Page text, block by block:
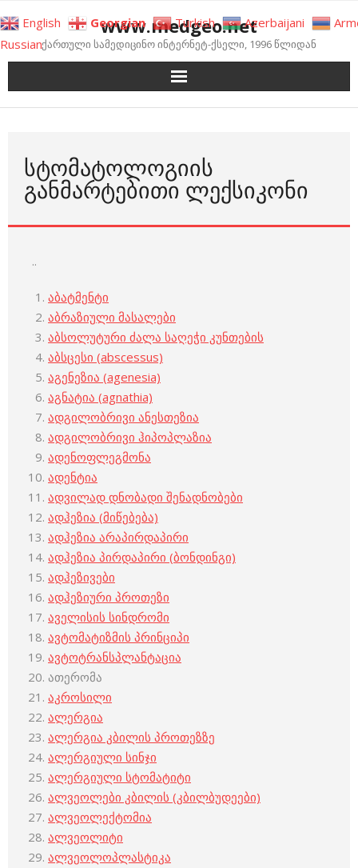
to
content
www.medgeo.net
ქართული სამედიცინო ინტერნეტ-ქსელი, 1996 წლიდან
ᲡᲢᲝᲛᲐᲢᲝᲚᲝᲒᲘᲘᲡ
ᲒᲐᲜᲛᲐᲠᲢᲔᲑᲘᲗᲘ ᲚᲔᲥᲡᲘᲙᲝᲜᲘ
..
აბატმენტი
აბრაზიული მასალები
აბსოლუტური ძალა საღეჭი კუნთების
აბსცესი (abscessus)
აგენეზია (agenesia)
აგნატია (agnathia)
ადგილობრივი ანესთეზია
ადგილობრივი ჰიპოპლაზია
ადენოფლეგმონა
ადენტია
ადვილად დნობადი შენადნობები
ადჰეზია (მიწებება)
ადჰეზია არაპირდაპირი
ადჰეზია პირდაპირი (ბონდინგი)
ადჰეზივები
ადჰეზიური პროთეზი
აველისის სინდრომი
ავტომატიზმის პრინციპი
ავტოტრანსპლანტაცია
ათერომა
აკროსილი
ალერგია
ალერგია კბილის პროთეზზე
ალერგიული სინჯი
ალერგიული სტომატიტი
ალვეოლები კბილის (კბილბუდეები)
ალვეოლექტომია
ალვეოლიტი
ალვეოლოპლასტიკა
English Georgian Turkish Azerbaijani
Russian